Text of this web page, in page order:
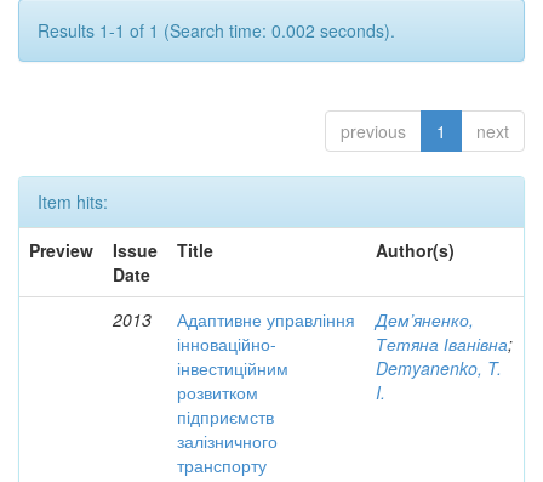
Results 1-1 of 1 (Search time: 0.002 seconds).
previous 1 next
Item hits:
Preview
Issue
Date
Title Author(s)
2013
Адаптивне управління
інноваційно-
інвестиційним
розвитком
підприємств
залізничного
транспорту
Дем’яненко,
Тетяна Іванівна;
Demyanenko, T.
I.